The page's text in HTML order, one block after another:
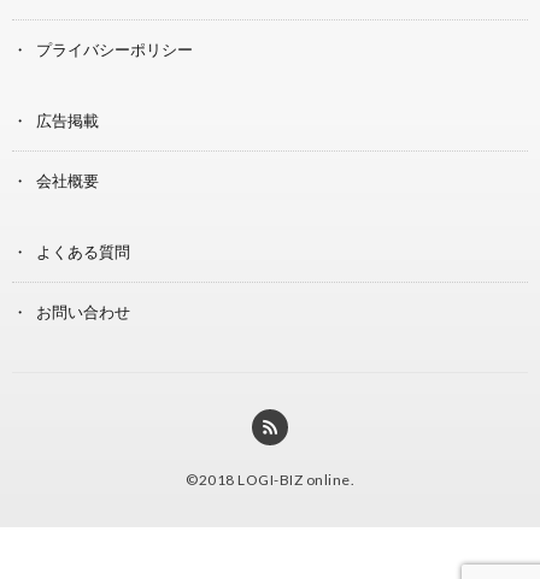
プライバシーポリシー
広告掲載
会社概要
よくある質問
お問い合わせ
©2018 LOGI-BIZ online